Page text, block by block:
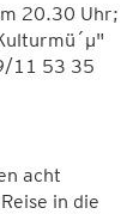
20.30 Uhr;
11 53 35
acht
in die